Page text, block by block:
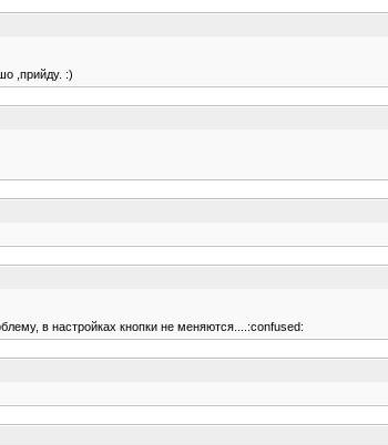
,прийду. :)
в настройках кнопки не меняются....:confused: